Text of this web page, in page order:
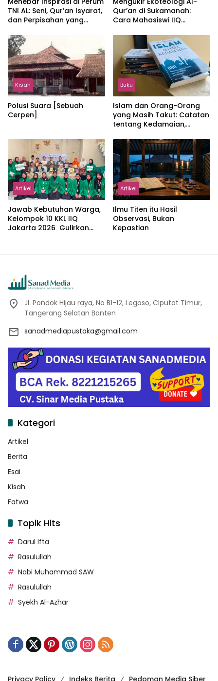
TNI AL: Seni, Qur’an Isyarat,
dan Perpisahan yang
Qur’an di Sukamanah:
Cara Mahasiswi IIQ
Jonggol
Kisah
Polusi Suara [Sebuah
Cerpen]
Buku
Islam dan Orang-Orang
yang Masih Takut: Catatan
tentang Kedamaian,
dalam Pemikiran Masykuri
Abdillah
Artikel
Jawab Kebutuhan Warga,
Kelompok 10 KKL IIQ
Jakarta 2026 Gulirkan
Artikel
Ilmu Titen itu Hasil
Observasi, Bukan
Kepastian
Jl. Pondok Hijau raya, No B1-12, Legoso, CIputat Timur,
Tangerang Selatan Banten
sanadmediapustaka@gmail.com
Kategori
Artikel
Berita
Esai
Kisah
Fatwa
Topik Hits
Darul Ifta
Rasulullah
Nabi Muhammad SAW
Rasulullah
Syekh Al-Azhar